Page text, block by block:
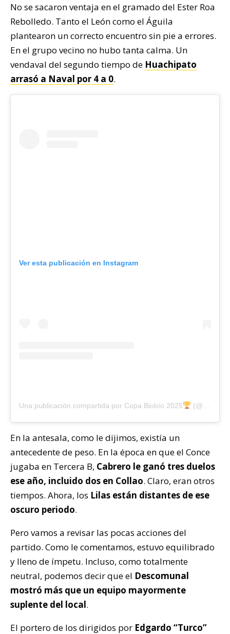
No se sacaron ventaja en el gramado del Ester Roa
Rebolledo. Tanto el León como el Águila
plantearon un correcto encuentro sin pie a errores.
En el grupo vecino no hubo tanta calma. Un
vendaval del segundo tiempo de Huachipato
arrasó a Naval por 4 a 0.
Ver esta publicación en Instagram
Una publicación compartida por Copa Biobío 2025 (@copabiobio)
En la antesala, como le dijimos, existía un
antecedente de peso. En la época en que el Conce
jugaba en Tercera B, Cabrero le ganó tres duelos
ese año, incluido dos en Collao. Claro, eran otros
tiempos. Ahora, los Lilas están distantes de ese
oscuro periodo.
Pero vamos a revisar las pocas acciones del
partido. Como le comentamos, estuvo equilibrado
y lleno de ímpetu. Incluso, como totalmente
neutral, podemos decir que el Descomunal
mostró más que un equipo mayormente
suplente del local.
El portero de los dirigidos por Edgardo “Turco”